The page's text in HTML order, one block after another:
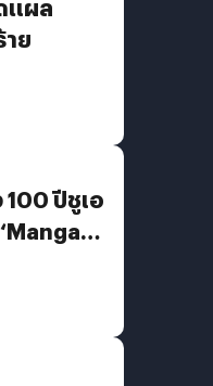
แผล
าย
100 ปีชูเอ